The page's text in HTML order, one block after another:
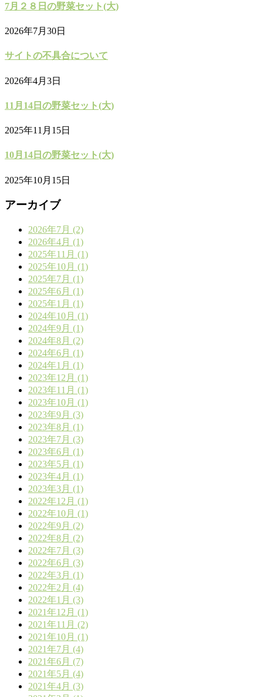
7月２８日の野菜セット(大)
2026年7月30日
サイトの不具合について
2026年4月3日
11月14日の野菜セット(大)
2025年11月15日
10月14日の野菜セット(大)
2025年10月15日
アーカイブ
2026年7月 (2)
2026年4月 (1)
2025年11月 (1)
2025年10月 (1)
2025年7月 (1)
2025年6月 (1)
2025年1月 (1)
2024年10月 (1)
2024年9月 (1)
2024年8月 (2)
2024年6月 (1)
2024年1月 (1)
2023年12月 (1)
2023年11月 (1)
2023年10月 (1)
2023年9月 (3)
2023年8月 (1)
2023年7月 (3)
2023年6月 (1)
2023年5月 (1)
2023年4月 (1)
2023年3月 (1)
2022年12月 (1)
2022年10月 (1)
2022年9月 (2)
2022年8月 (2)
2022年7月 (3)
2022年6月 (3)
2022年3月 (1)
2022年2月 (4)
2022年1月 (3)
2021年12月 (1)
2021年11月 (2)
2021年10月 (1)
2021年7月 (4)
2021年6月 (7)
2021年5月 (4)
2021年4月 (3)